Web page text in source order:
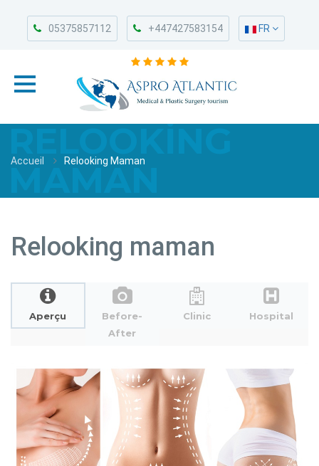
05375857112 +447427583154 FR
MAMAN
Accueil Relooking Maman
Relooking maman
Aperçu
Before-
After
Clinic Hospital